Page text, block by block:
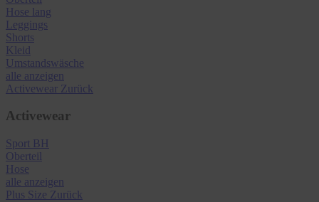
Hose lang
Leggings
Shorts
Kleid
Umstandswäsche
alle anzeigen
Activewear Zurück
Activewear
Sport BH
Oberteil
Hose
alle anzeigen
Plus Size Zurück